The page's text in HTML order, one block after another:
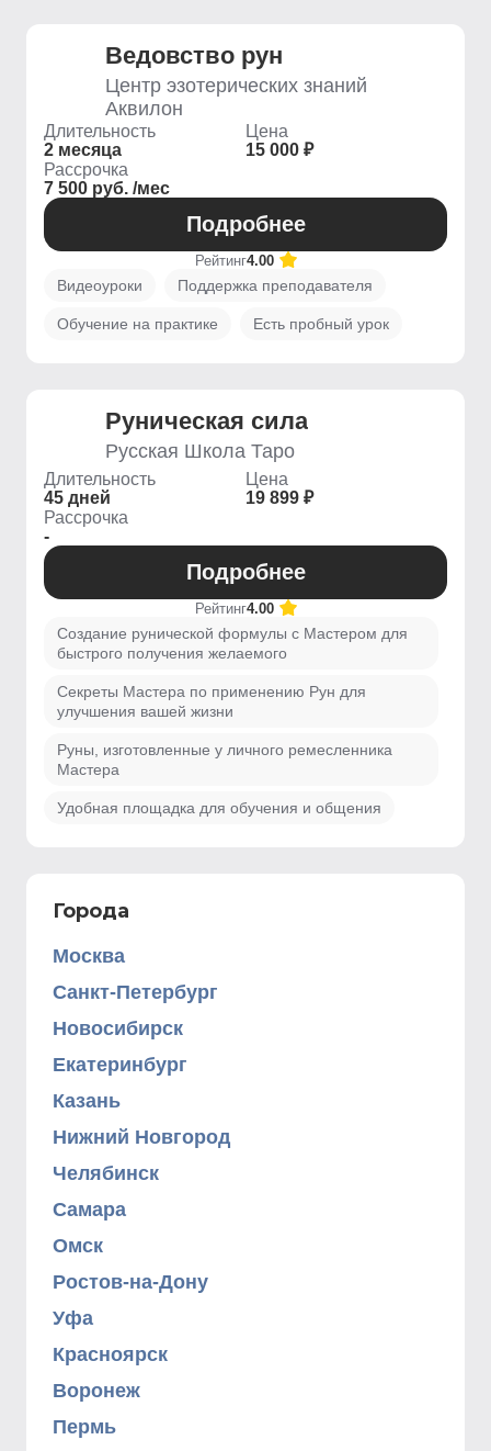
Ведовство рун
Центр эзотерических знаний
Аквилон
Длительность
2 месяца
Цена
15 000 ₽
Рассрочка
7 500 руб. /мес
Подробнее
Рейтинг4.00
Видеоуроки Поддержка преподавателя
Обучение на практике Есть пробный урок
Руническая сила
Русская Школа Таро
Длительность
45 дней
Цена
19 899 ₽
Рассрочка
-
Подробнее
Рейтинг4.00
Создание рунической формулы с Мастером для
быстрого получения желаемого
Секреты Мастера по применению Рун для
улучшения вашей жизни
Руны, изготовленные у личного ремесленника
Мастера
Удобная площадка для обучения и общения
Города
Москва
Санкт-Петербург
Новосибирск
Екатеринбург
Казань
Нижний Новгород
Челябинск
Самара
Омск
Ростов-на-Дону
Уфа
Красноярск
Воронеж
Пермь